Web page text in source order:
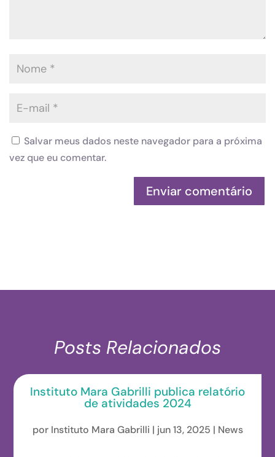
Salvar meus dados neste navegador para a próxima
vez que eu comentar.
Enviar comentário
Posts Relacionados
Instituto Mara Gabrilli publica relatório
de atividades 2024
por Instituto Mara Gabrilli | jun 13, 2025 | News